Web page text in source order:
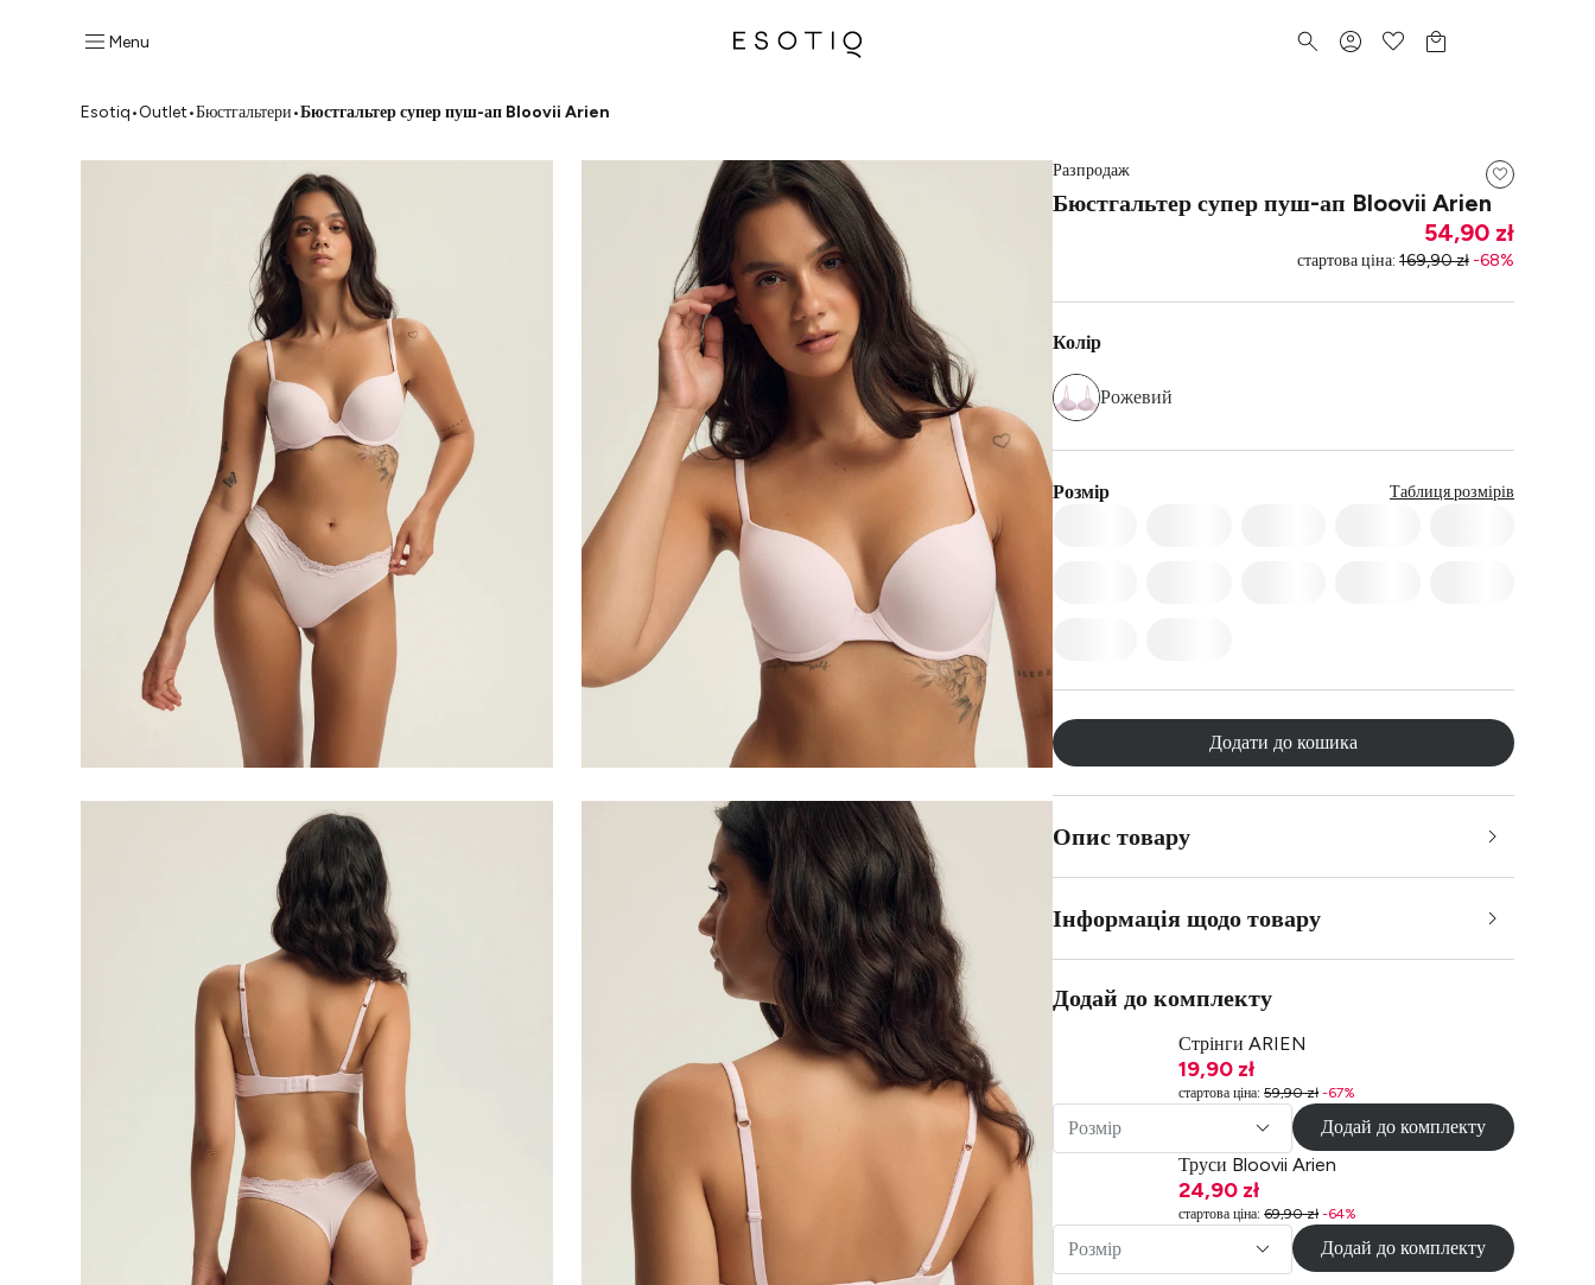
Menu
Esotiq•Outlet•Бюстгальтери•Бюстгальтер супер пуш-ап Bloovii Arien
Разпродаж
Бюстгальтер супер пуш-ап Bloovii Arien
54,90 zł
стартова ціна: 169,90 zł -68%
Колір
Рожевий
Розмір Таблиця розмірів
Додати до кошика
Опис товару
Інформація щодо товару
Додай до комплекту
Стрінги ARIEN
19,90 zł
стартова ціна: 59,90 zł -67%
Розмір
Додай до комплекту
Труси Bloovii Arien
24,90 zł
стартова ціна: 69,90 zł -64%
Розмір Додай до комплекту